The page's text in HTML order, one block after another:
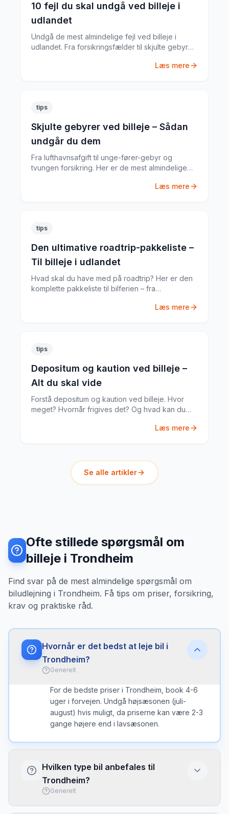
10 fejl du skal undgå ved billeje i
udlandet
Undgå de mest almindelige fejl ved billeje i
udlandet. Fra forsikringsfælder til skjulte gebyrer
Læs mere
tips
Skjulte gebyrer ved billeje – Sådan
undgår du dem
Fra lufthavnsafgift til unge-fører-gebyr og
tvungen forsikring. Her er de mest almindelige
Læs mere
tips
Den ultimative roadtrip-pakkeliste –
Til billeje i udlandet
Hvad skal du have med på roadtrip? Her er den
komplette pakkeliste til bilferien – fra
Læs mere
tips
Depositum og kaution ved billeje –
Alt du skal vide
Forstå depositum og kaution ved billeje. Hvor
meget? Hvornår frigives det? Og hvad kan du
Læs mere
Se alle artikler
Ofte stillede spørgsmål om
billeje i Trondheim
Find svar på de mest almindelige spørgsmål om
biludlejning i Trondheim. Få tips om priser, forsikring,
krav og praktiske råd.
Hvornår er det bedst at leje bil i
Trondheim?
Generelt
For de bedste priser i Trondheim, book 4-6
uger i forvejen. Undgå højsæsonen (juli-
august) hvis muligt, da priserne kan være 2-3
gange højere end i lavsæsonen.
Hvilken type bil anbefales til
Trondheim?
Generelt